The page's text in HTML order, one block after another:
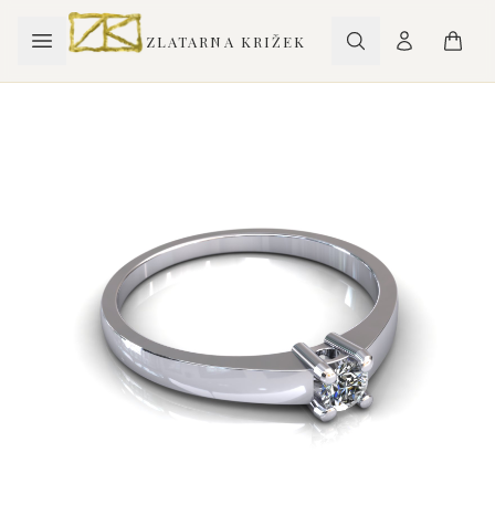
ZLATARNA KRIŽEK